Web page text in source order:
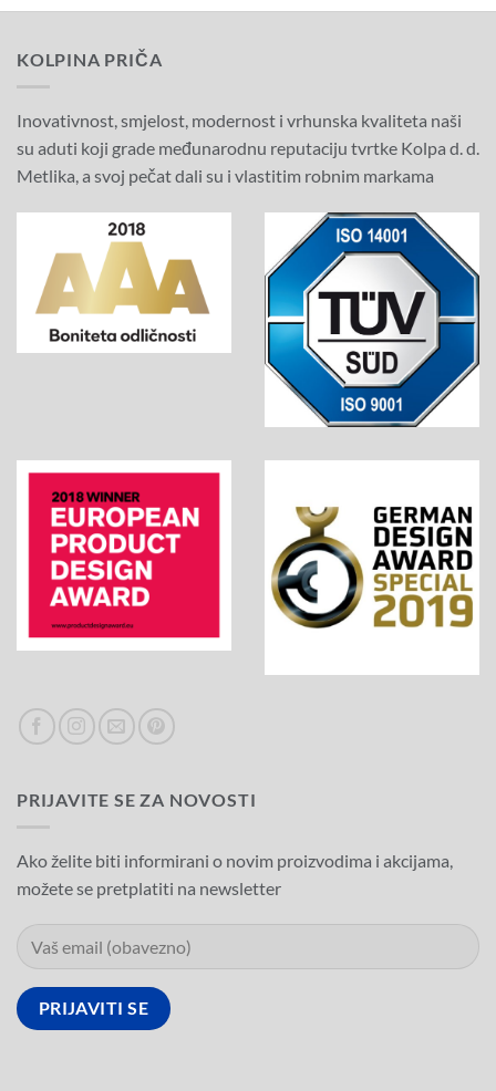
KOLPINA PRIČA
Inovativnost, smjelost, modernost i vrhunska kvaliteta naši
su aduti koji grade međunarodnu reputaciju tvrtke Kolpa d. d.
Metlika, a svoj pečat dali su i vlastitim robnim markama
PRIJAVITE SE ZA NOVOSTI
Ako želite biti informirani o novim proizvodima i akcijama,
možete se pretplatiti na newsletter